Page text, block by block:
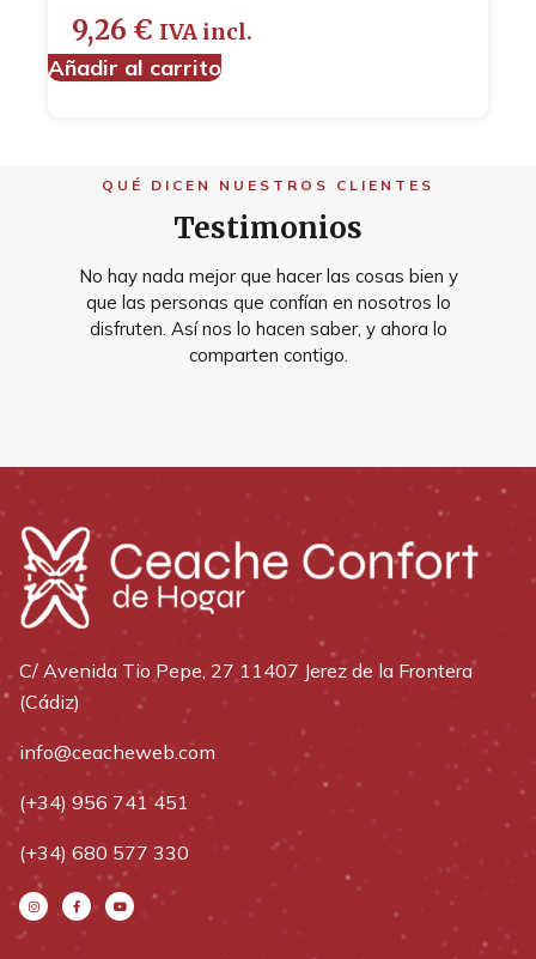
9,26 € IVA incl.
Añadir al carrito
QUÉ DICEN NUESTROS CLIENTES
Testimonios
No hay nada mejor que hacer las cosas bien y
que las personas que confían en nosotros lo
disfruten. Así nos lo hacen saber, y ahora lo
comparten contigo.
C/ Avenida Tio Pepe, 27 11407 Jerez de la Frontera
(Cádiz)
info@ceacheweb.com
(+34) 956 741 451
(+34) 680 577 330